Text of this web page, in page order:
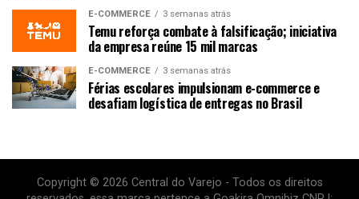
E-COMMERCE 3 semanas atrás
Temu reforça combate à falsificação; iniciativa
da empresa reúne 15 mil marcas
E-COMMERCE 3 semanas atrás
Férias escolares impulsionam e-commerce e
desafiam logística de entregas no Brasil
Copyright © 2026 Central do Varejo - Todos os direitos